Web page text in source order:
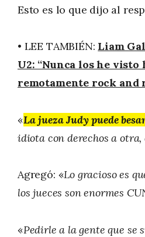
Esto es lo que dijo al
• LEE TAMBIÉN: Liam
U2: “Nunca los he visto
remotamente rock and
«La jueza Judy puede
idiota con derechos a
Agregó: «Lo gracioso es
los jueces son enormes
«Pedirle a la gente que se